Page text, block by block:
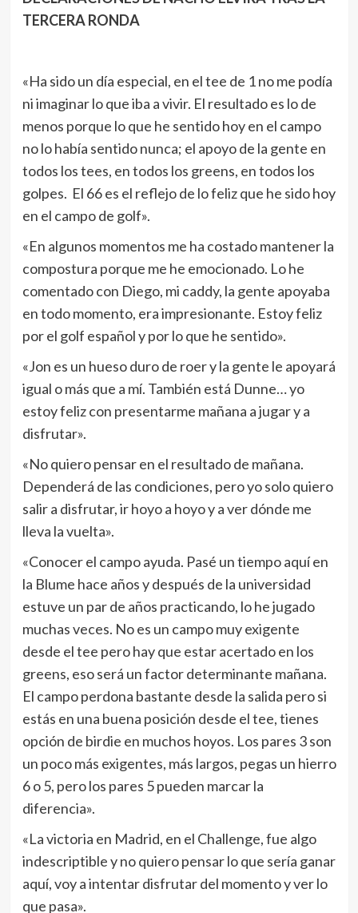
TERCERA RONDA
«Ha sido un día especial, en el tee de 1 no me podía
ni imaginar lo que iba a vivir. El resultado es lo de
menos porque lo que he sentido hoy en el campo
no lo había sentido nunca; el apoyo de la gente en
todos los tees, en todos los greens, en todos los
golpes. El 66 es el reflejo de lo feliz que he sido hoy
en el campo de golf».
«En algunos momentos me ha costado mantener la
compostura porque me he emocionado. Lo he
comentado con Diego, mi caddy, la gente apoyaba
en todo momento, era impresionante. Estoy feliz
por el golf español y por lo que he sentido».
«Jon es un hueso duro de roer y la gente le apoyará
igual o más que a mí. También está Dunne… yo
estoy feliz con presentarme mañana a jugar y a
disfrutar».
«No quiero pensar en el resultado de mañana.
Dependerá de las condiciones, pero yo solo quiero
salir a disfrutar, ir hoyo a hoyo y a ver dónde me
lleva la vuelta».
«Conocer el campo ayuda. Pasé un tiempo aquí en
la Blume hace años y después de la universidad
estuve un par de años practicando, lo he jugado
muchas veces. No es un campo muy exigente
desde el tee pero hay que estar acertado en los
greens, eso será un factor determinante mañana.
El campo perdona bastante desde la salida pero si
estás en una buena posición desde el tee, tienes
opción de birdie en muchos hoyos. Los pares 3 son
un poco más exigentes, más largos, pegas un hierro
6 o 5, pero los pares 5 pueden marcar la
diferencia».
«La victoria en Madrid, en el Challenge, fue algo
indescriptible y no quiero pensar lo que sería ganar
aquí, voy a intentar disfrutar del momento y ver lo
que pasa».